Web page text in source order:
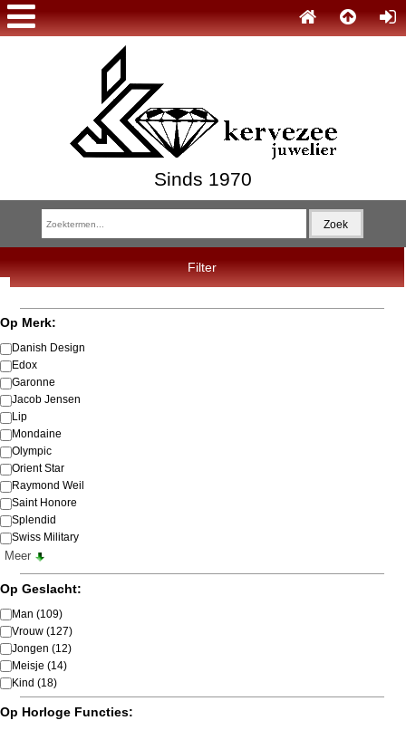
Sinds 1970
Filter
Op Merk:
Danish Design
Edox
Garonne
Jacob Jensen
Lip
Mondaine
Olympic
Orient Star
Raymond Weil
Saint Honore
Splendid
Swiss Military
Meer
Op Geslacht:
Man (109)
Vrouw (127)
Jongen (12)
Meisje (14)
Kind (18)
Op Horloge Functies: